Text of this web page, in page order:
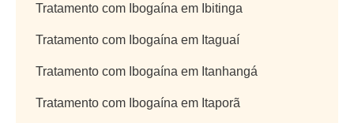
Tratamento com Ibogaína em Ibitinga
Tratamento com Ibogaína em Itaguaí
Tratamento com Ibogaína em Itanhangá
Tratamento com Ibogaína em Itaporã